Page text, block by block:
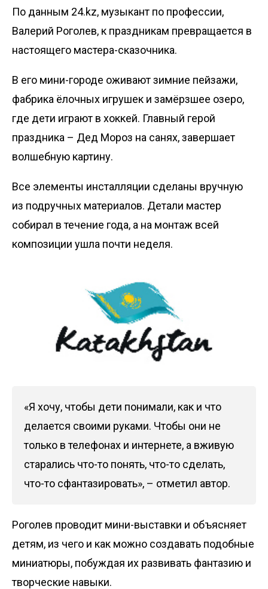
По данным 24.kz, музыкант по профессии,
Валерий Роголев, к праздникам превращается в
настоящего мастера-сказочника.
В его мини-городе оживают зимние пейзажи,
фабрика ёлочных игрушек и замёрзшее озеро,
где дети играют в хоккей. Главный герой
праздника – Дед Мороз на санях, завершает
волшебную картину.
Все элементы инсталляции сделаны вручную
из подручных материалов. Детали мастер
собирал в течение года, а на монтаж всей
композиции ушла почти неделя.
«Я хочу, чтобы дети понимали, как и что
делается своими руками. Чтобы они не
только в телефонах и интернете, а вживую
старались что-то понять, что-то сделать,
что-то сфантазировать», – отметил автор.
Роголев проводит мини-выставки и объясняет
детям, из чего и как можно создавать подобные
миниатюры, побуждая их развивать фантазию и
творческие навыки.